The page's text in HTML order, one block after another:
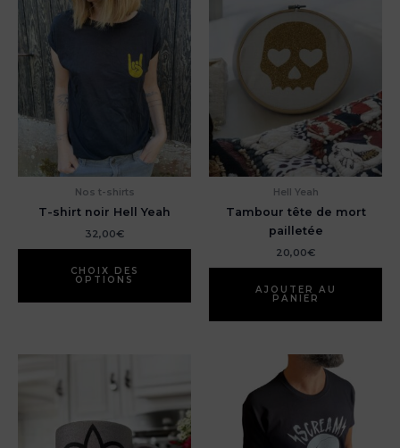
Nos t-shirts
T-shirt noir Hell Yeah
32,00€
CHOIX DES
OPTIONS
Ce
produit
choisies
sur
Hell Yeah
Tambour tête de mort
pailletée
20,00€
AJOUTER AU
PANIER